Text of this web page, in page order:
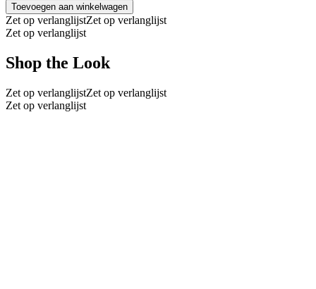
Toevoegen aan winkelwagen
Zet op verlanglijstZet op verlanglijst
Zet op verlanglijst
Shop the Look
Zet op verlanglijstZet op verlanglijst
Zet op verlanglijst